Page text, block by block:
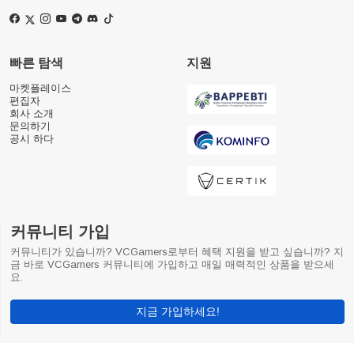
빠른 탐색
마켓플레이스
편집자
회사 소개
문의하기
공시 하다
지원
커뮤니티 가입
커뮤니티가 있습니까? VCGamers로부터 혜택 지원을 받고 싶습니까? 지
금 바로 VCGamers 커뮤니티에 가입하고 매일 매력적인 상품을 받으세
요.
지금 가입하세요!